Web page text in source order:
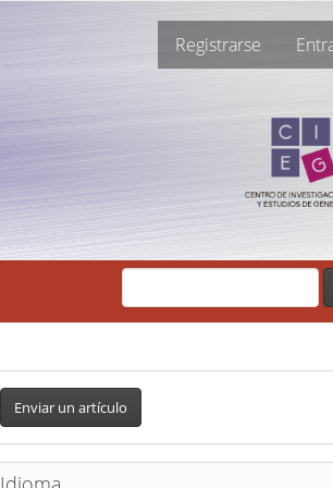
Registrarse
Enviar un artículo